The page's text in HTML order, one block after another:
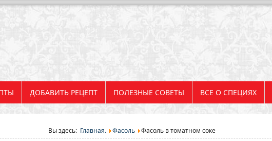
ДОБАВИТЬ РЕЦЕПТ ПОЛЕЗНЫЕ СОВЕТЫ ВСЕ О СПЕЦИЯХ
Вы здесь: Главная. Фасоль Фасоль в томатном соке